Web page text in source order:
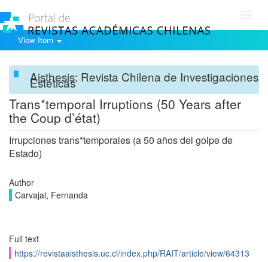
View Item
Aisthesis: Revista Chilena de Investigaciones
Estéticas
Trans*temporal Irruptions (50 Years after
the Coup d’état)
Irrupciones trans*temporales (a 50 años del golpe de
Estado)
Author
Carvajal, Fernanda
Full text
https://revistaaisthesis.uc.cl/index.php/RAIT/article/view/64313